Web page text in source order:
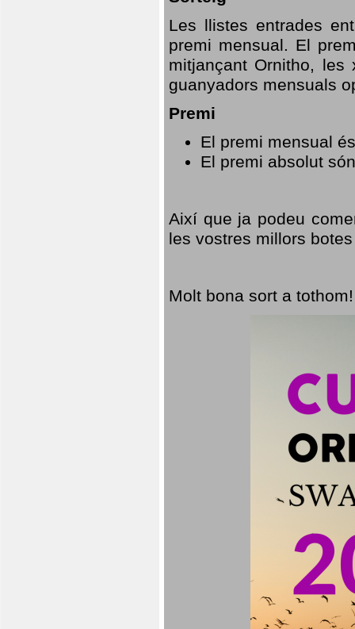
Les llistes entrades
premi mensual. El
mitjançant Ornitho,
guanyadors mensuals
Premi
El premi mensual
El premi absolut
Així que ja podeu
les vostres millors
Molt bona sort a tothom!